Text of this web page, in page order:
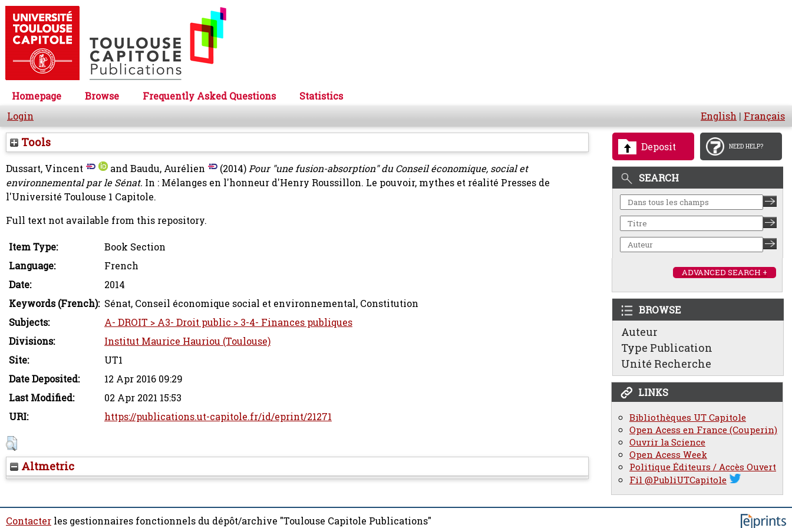
Homepage Browse Frequently Asked Questions
Statistics
Login
English | Français
Deposit NEED HELP?
SEARCH
ADVANCED SEARCH +
BROWSE
Auteur
Type Publication
Unité Recherche
LINKS
Bibliothèques UT Capitole
Open Acess en France (Couperin)
Ouvrir la Science
Open Acess Week
Politique Éditeurs / Accès Ouvert
Fil @PubliUTCapitole
Tools
Dussart, Vincent andBaudu, Aurélien (2014)Pour "une fusion-absorption" du Conseil économique, social et
environnemental par le Sénat. In : Mélanges en l'honneur d'Henry Roussillon. Le pouvoir, mythes et réalité Presses de
l'Université Toulouse 1 Capitole.
Full text not available from this repository.
Item Type:
Book Section
Language:
French
Date:
2014
Keywords (French): Sénat, Conseil économique social et environnemental, Constitution
Subjects:
A- DROIT > A3- Droit public > 3-4- Finances publiques
Divisions:
Institut Maurice Hauriou (Toulouse)
Site:
UT1
Date Deposited:
12 Apr 2016 09:29
Last Modified:
02 Apr 2021 15:53
URI:
https://publications.ut-capitole.fr/id/eprint/21271
Altmetric
Contacter les gestionnaires fonctionnels du dépôt/archive "Toulouse Capitole Publications"